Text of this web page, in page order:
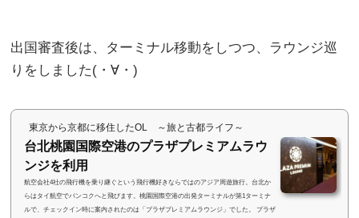
出国審査後は、ターミナル移動をしつつ、ラウンジ巡
りをしました(・∀・)
東京から京都に移住したOL ～旅と古都ライフ～
台北桃園国際空港のプラザプレミアムラウ
ンジを利用
航空会社4社の飛行機を乗り継ぐという飛行機好きならではのアジア周遊旅行。台北か
らはタイ航空でバンコクへと飛びます。桃園国際空港の出発ターミナルが第1ターミナ
ルで、チェックイン時に案内されたのは「プラザプレミアムラウンジ」でした。 プラザ